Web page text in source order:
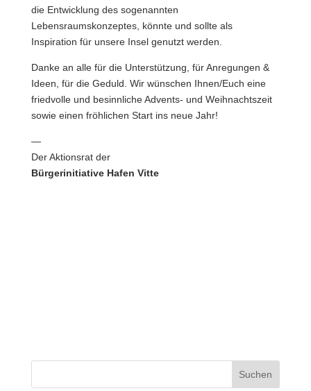
die Entwicklung des sogenannten
Lebensraumskonzeptes, könnte und sollte als
Inspiration für unsere Insel genutzt werden.
Danke an alle für die Unterstützung, für Anregungen &
Ideen, für die Geduld. Wir wünschen Ihnen/Euch eine
friedvolle und besinnliche Advents- und Weihnachtszeit
sowie einen fröhlichen Start ins neue Jahr!
—
Der Aktionsrat der
Bürgerinitiative Hafen Vitte